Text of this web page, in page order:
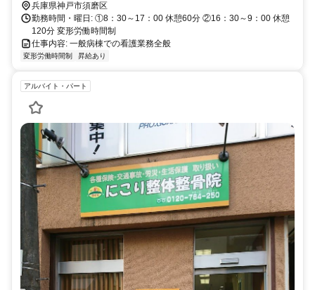
兵庫県神戸市須磨区
勤務時間・曜日: ①8：30～17：00 休憩60分 ②16：30～9：00 休憩
120分 変形労働時間制
仕事内容: 一般病棟での看護業務全般
変形労働時間制 昇給あり
アルバイト・パート